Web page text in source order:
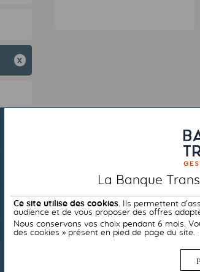
x
La Banque
Ce site utilise des cookies.
Ils permettent
audience et de vous proposer des offres
Nous conservons vos choix pendant 6 mois.
des cookies » présent en pied de page du site.